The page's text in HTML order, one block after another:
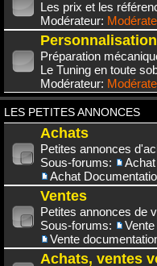
Les prix et les
Modérateur:
Personnalisation
Préparation
Le Tuning en toute
Modérateur:
LES PETITES ANNONCES
Achats
Petites annonces
Sous-forums:
Achat
Ventes
Petites annonces de
Sous-forums:
Vente
Achats, ventes